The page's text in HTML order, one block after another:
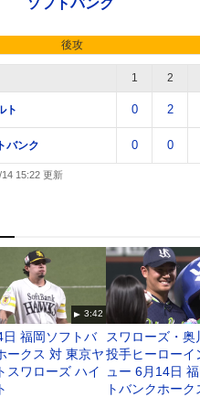
ソフトバンク
後攻
1 2
ト 0 2
バンク 0 0
15:22
3:42
日 福岡ソフトバ
ークス 対 東京ヤ
スワローズ ハイ
スワローズ・奥
投手ヒーローイ
ュー 6月14日
トバンクホーク